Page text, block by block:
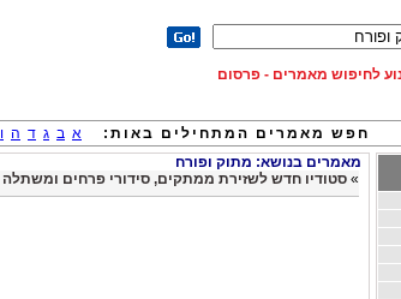
- מנוע לחיפוש מאמרים - פרסום
חפש מאמרים המתחילים באות: א ב ג ד ה ו
מאמרים בנושא: מתוק ופורח
» סטודיו חדש לשזירת ממתקים, סידורי פרחים ומשתלה